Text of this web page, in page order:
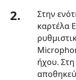
2.
Στην
καρτέλα
ήχου. Στη